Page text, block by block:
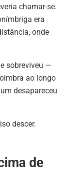
chamar-se.
era
onde
sobreviveu —
ao longo
desapareceu
descer.
de